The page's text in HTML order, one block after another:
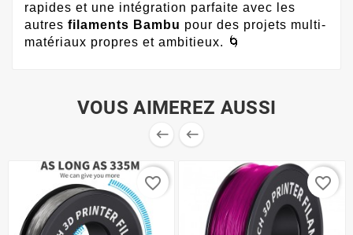
rapides et une intégration parfaite avec les
autres filaments Bambu pour des projets multi-
matériaux propres et ambitieux. 🌀
VOUS AIMEREZ AUSSI
 
favorite_border favorite_border